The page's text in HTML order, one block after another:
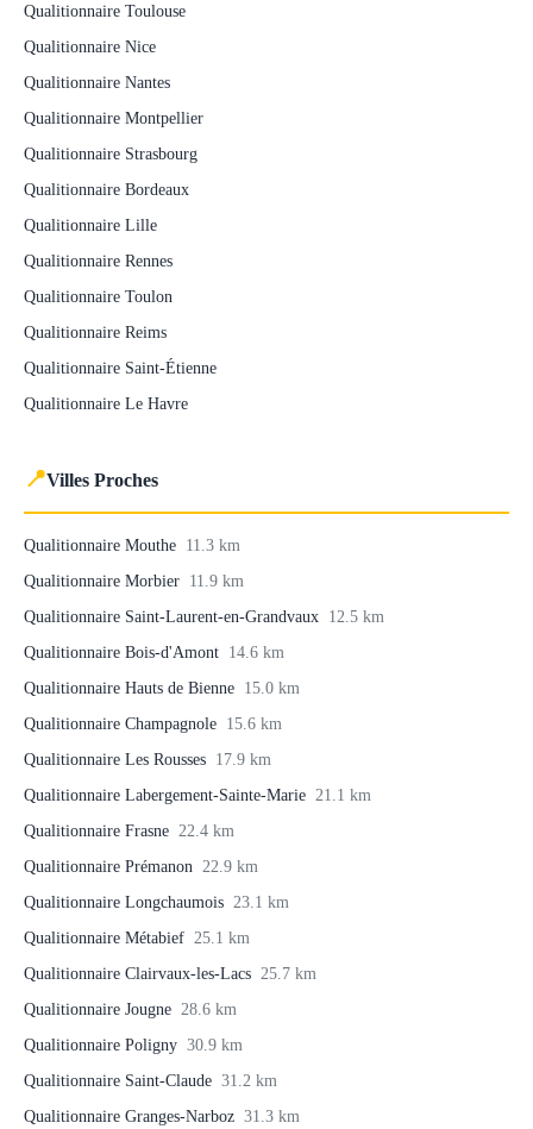
Qualitionnaire Toulouse
Qualitionnaire Nice
Qualitionnaire Nantes
Qualitionnaire Montpellier
Qualitionnaire Strasbourg
Qualitionnaire Bordeaux
Qualitionnaire Lille
Qualitionnaire Rennes
Qualitionnaire Toulon
Qualitionnaire Reims
Qualitionnaire Saint-Étienne
Qualitionnaire Le Havre
📍Villes Proches
Qualitionnaire Mouthe 11.3 km
Qualitionnaire Morbier 11.9 km
Qualitionnaire Saint-Laurent-en-Grandvaux 12.5 km
Qualitionnaire Bois-d'Amont 14.6 km
Qualitionnaire Hauts de Bienne 15.0 km
Qualitionnaire Champagnole 15.6 km
Qualitionnaire Les Rousses 17.9 km
Qualitionnaire Labergement-Sainte-Marie 21.1 km
Qualitionnaire Frasne 22.4 km
Qualitionnaire Prémanon 22.9 km
Qualitionnaire Longchaumois 23.1 km
Qualitionnaire Métabief 25.1 km
Qualitionnaire Clairvaux-les-Lacs 25.7 km
Qualitionnaire Jougne 28.6 km
Qualitionnaire Poligny 30.9 km
Qualitionnaire Saint-Claude 31.2 km
Qualitionnaire Granges-Narboz 31.3 km